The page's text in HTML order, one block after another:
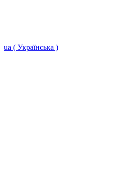
ua ( Українська )